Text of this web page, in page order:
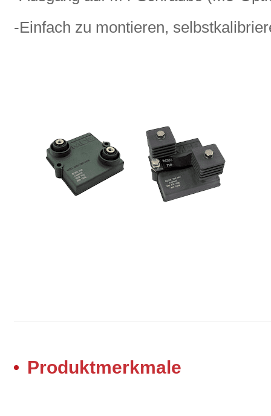
-Einfach zu montieren,
Produktmerkmale